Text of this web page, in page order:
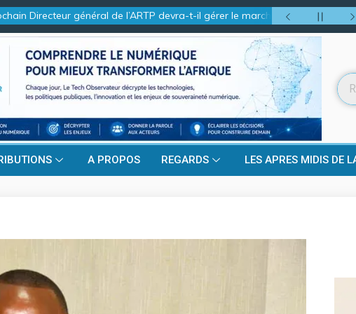
général de l’ARTP devra-t-il gérer le marché d’hier ou celui de
A PROPOS REGARDS LES APRES MIDIS DE